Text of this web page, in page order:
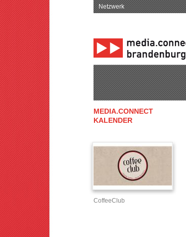
Netzwerk
MEDIA.CONNECT
KALENDER
CoffeeClub